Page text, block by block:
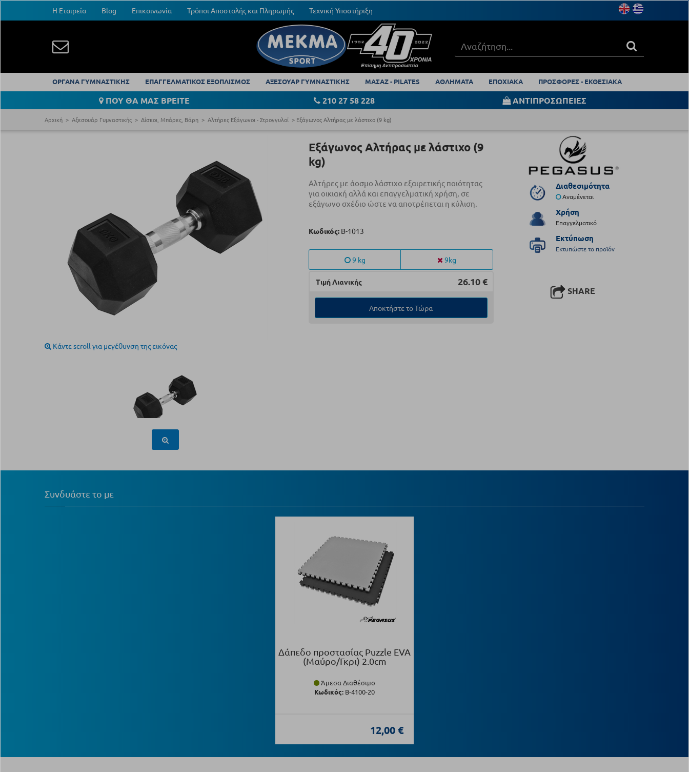
Η Εταιρεία Blog Επικοινωνία Τρόποι Αποστολής και Πληρωμής Τεχνική Υποστήριξη
ΟΡΓΑΝΑ ΓΥΜΝΑΣΤΙΚΗΣ ΕΠΑΓΓΕΛΜΑΤΙΚΟΣ ΕΞΟΠΛΙΣΜΟΣ ΑΞΕΣΟΥΑΡ ΓΥΜΝΑΣΤΙΚΗΣ ΜΑΣΑΖ - PILATES ΑΘΛΗΜΑΤΑ ΕΠΟΧΙΑΚΑ ΠΡΟΣΦΟΡΕΣ - ΕΚΘΕΣΙΑΚΑ
ΠΟΥ ΘΑ ΜΑΣ ΒΡΕΙΤΕ 210 27 58 228 ΑΝΤΙΠΡΟΣΩΠΕΙΕΣ
Αρχική Αξεσουάρ Γυμναστικής Δίσκοι, Μπάρες, Βάρη Αλτήρες Εξάγωνοι - Στρογγυλοί Εξάγωνος Αλτήρας με λάστιχο (9 kg)
Κάντε scroll για μεγέθυνση της εικόνας
Εξάγωνος Αλτήρας με λάστιχο (9
kg)
Αλτήρες με άοσμο λάστιχο εξαιρετικής ποιότητας
για οικιακή αλλά και επαγγελματική χρήση, σε
εξάγωνο σχέδιο ώστε να αποτρέπεται η κύλιση.
Κωδικός: Β-1013
9 kg 9kg
Τιμή Λιανικής 26.10 €
Αποκτήστε το Τώρα
Διαθεσιμότητα
Αναμένεται
Χρήση
Επαγγελματικό
Εκτύπωση
Εκτυπώστε το προϊόν
SHARE
Συνδυάστε το με
Δάπεδο προστασίας Puzzle EVA
(Μαύρο/Γκρι) 2.0cm
Άμεσα Διαθέσιμο
Κωδικός: Β-4100-20
12,00 €